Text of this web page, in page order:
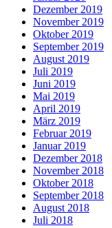
Dezember 2019
November 2019
Oktober 2019
September 2019
August 2019
Juli 2019
Juni 2019
Mai 2019
April 2019
März 2019
Februar 2019
Januar 2019
Dezember 2018
November 2018
Oktober 2018
September 2018
August 2018
Juli 2018